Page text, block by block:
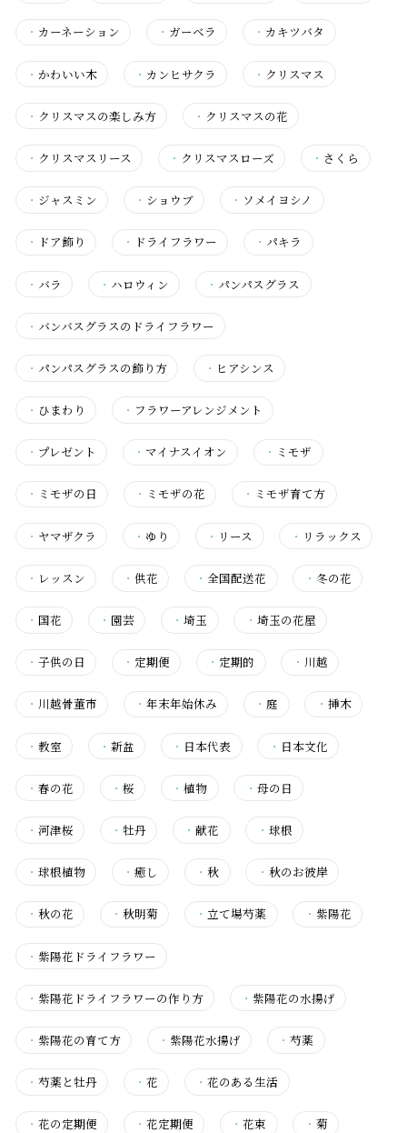
・ カーネーション ・ ガーベラ ・ カキツバタ
・ かわいい木 ・ カンヒサクラ ・ クリスマス
・ クリスマスの楽しみ方 ・ クリスマスの花
・ クリスマスリース ・ クリスマスローズ ・ さくら
・ ジャスミン ・ ショウブ ・ ソメイヨシノ
・ ドア飾り ・ ドライフラワー ・ パキラ
・ バラ ・ ハロウィン ・ パンパスグラス
・ バンバスグラスのドライフラワー
・ パンパスグラスの飾り方 ・ ヒアシンス
・ ひまわり ・ フラワーアレンジメント
・ プレゼント ・ マイナスイオン ・ ミモザ
・ ミモザの日 ・ ミモザの花 ・ ミモザ育て方
・ ヤマザクラ ・ ゆり ・ リース ・ リラックス
・ レッスン ・供花 ・全国配送花 ・ 冬の花
・ 国花 ・ 園芸 ・埼玉 ・ 埼玉の花屋
・ 子供の日 ・定期便 ・定期的 ・ 川越
・ 川越骨董市 ・年末年始休み ・ 庭 ・ 挿木
・ 教室 ・新盆 ・ 日本代表 ・ 日本文化
・ 春の花 ・桜 ・植物 ・ 母の日
・ 河津桜 ・牡丹 ・献花 ・ 球根
・ 球根植物 ・癒し ・秋 ・ 秋のお彼岸
・ 秋の花 ・秋明菊 ・ 立て場芍薬 ・ 紫陽花
・ 紫陽花ドライフラワー
・ 紫陽花ドライフラワーの作り方 ・ 紫陽花の水揚げ
・ 紫陽花の育て方 ・ 紫陽花水揚げ ・芍薬
・ 芍薬と牡丹 ・花 ・花のある生活
・ 花の定期便 ・花定期便 ・花束 ・ 菊